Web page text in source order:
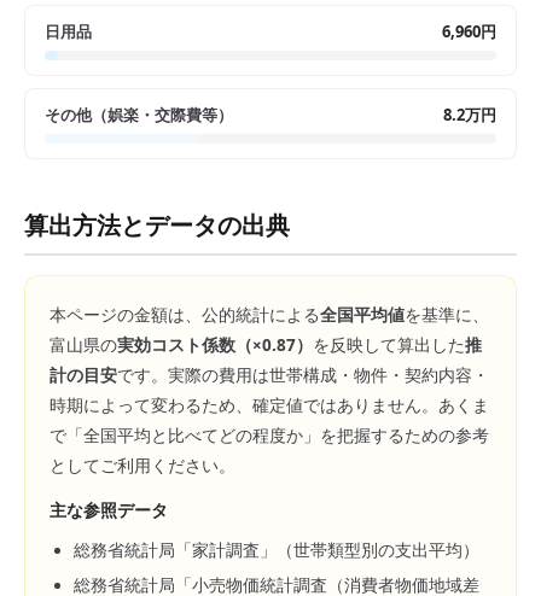
日用品 6,960円
その他（娯楽・交際費等） 8.2万円
算出方法とデータの出典
本ページの金額は、公的統計による全国平均値を基準に、
富山県の実効コスト係数（×0.87） を反映して算出した推
計の目安です。実際の費用は世帯構成・物件・契約内容・
時期によって変わるため、確定値ではありません。あくま
で「全国平均と比べてどの程度か」を把握するための参考
としてご利用ください。
主な参照データ
総務省統計局「家計調査」（世帯類型別の支出平均）
総務省統計局「小売物価統計調査（消費者物価地域差